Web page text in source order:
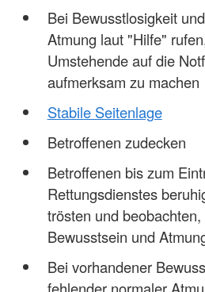
Bei Bewusstlosigkeit
Atmung laut "Hilfe"
Umstehende auf die
aufmerksam zu machen
Stabile Seitenlage
Betroffenen zudecken
Betroffenen bis zum
Rettungsdienstes
trösten und
Bewusstsein und
Bei vorhandener
fehlender normaler